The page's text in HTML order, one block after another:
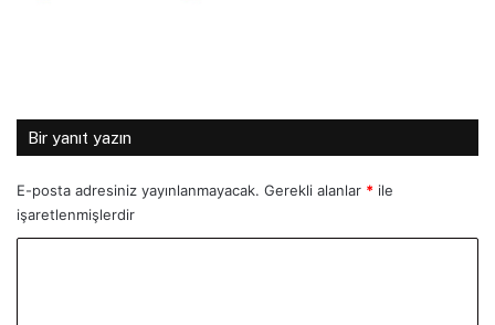
Bir yanıt yazın
E-posta adresiniz yayınlanmayacak. Gerekli alanlar * ile
işaretlenmişlerdir